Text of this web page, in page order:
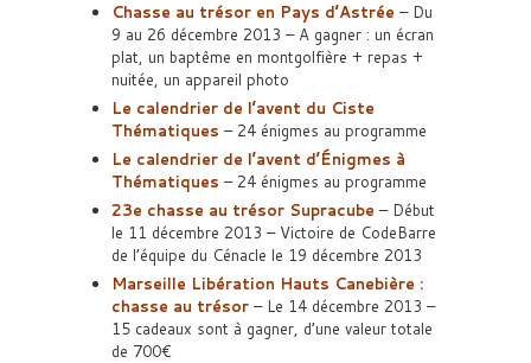
Chasse au trésor en Pays d’Astrée – Du
9 au 26 décembre 2013 – A gagner : un écran
plat, un baptême en montgolfière + repas +
nuitée, un appareil photo
Le calendrier de l’avent du Ciste
Thématiques – 24 énigmes au programme
Le calendrier de l’avent d’Énigmes à
Thématiques – 24 énigmes au programme
23e chasse au trésor Supracube – Début
le 11 décembre 2013 – Victoire de CodeBarre
de l’équipe du Cénacle le 19 décembre 2013
Marseille Libération Hauts Canebière :
chasse au trésor – Le 14 décembre 2013 –
15 cadeaux sont à gagner, d’une valeur totale
de 700€